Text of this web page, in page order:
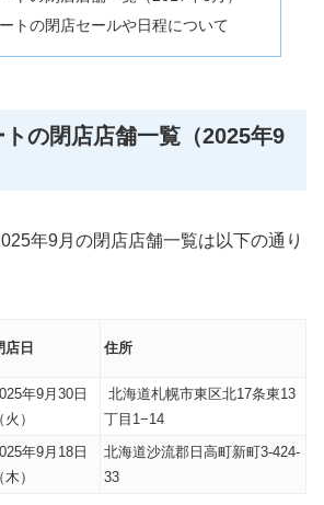
トの閉店セールや日程について
の閉店店舗一覧（2025年9
年9月の閉店店舗一覧は以下の通り
店日 住所
年9月30日
（火）
北海道札幌市東区北17条東13
丁目1−14
年9月18日
（木）
北海道沙流郡日高町新町3-424-
33